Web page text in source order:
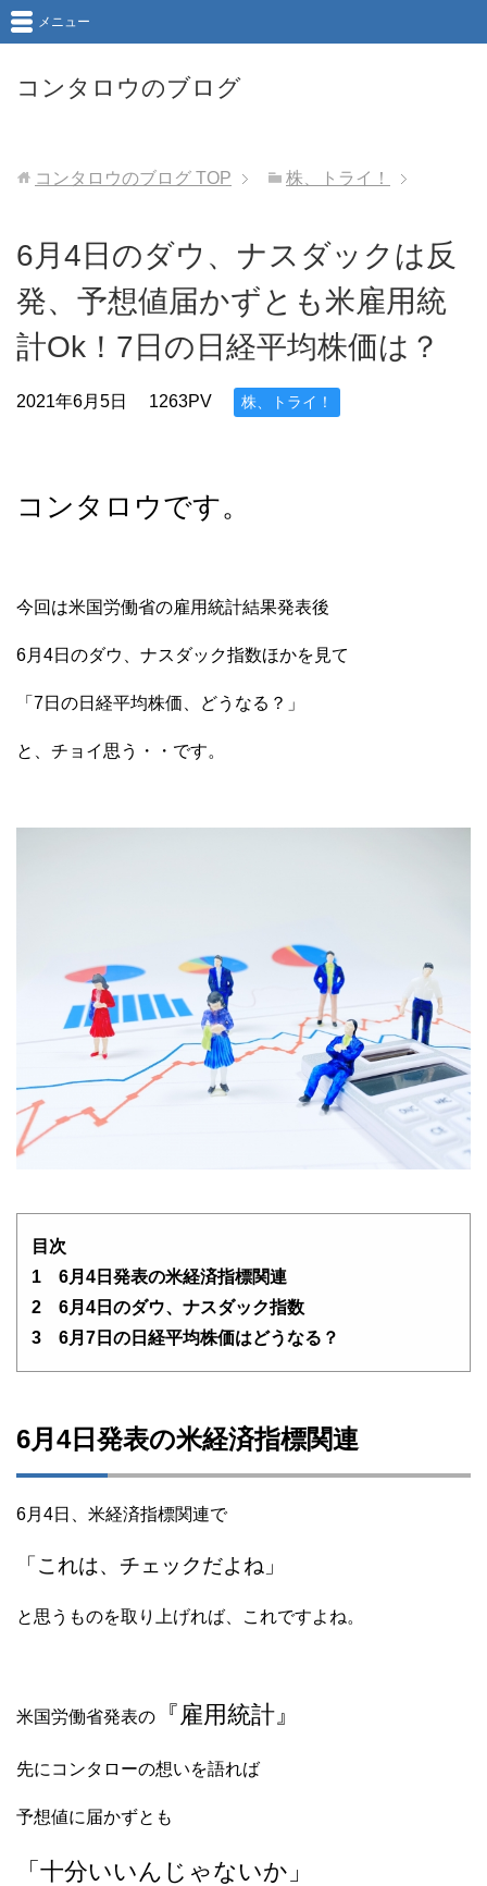
コンタロウのブログ
メニュー
コンタロウのブログ TOP 株、トライ！
6月4日のダウ、ナスダックは反
発、予想値届かずとも米雇用統
計Ok！7日の日経平均株価は？
2021年6月5日 1263PV 株、トライ！
コンタロウです。
今回は米国労働省の雇用統計結果発表後
6月4日のダウ、ナスダック指数ほかを見て
「7日の日経平均株価、どうなる？」
と、チョイ思う・・です。
目次
1 6月4日発表の米経済指標関連
2 6月4日のダウ、ナスダック指数
3 6月7日の日経平均株価はどうなる？
6月4日発表の米経済指標関連
6月4日、米経済指標関連で
「これは、チェックだよね」
と思うものを取り上げれば、これですよね。
米国労働省発表の 『雇用統計』
先にコンタローの想いを語れば
予想値に届かずとも
「十分いいんじゃないか」